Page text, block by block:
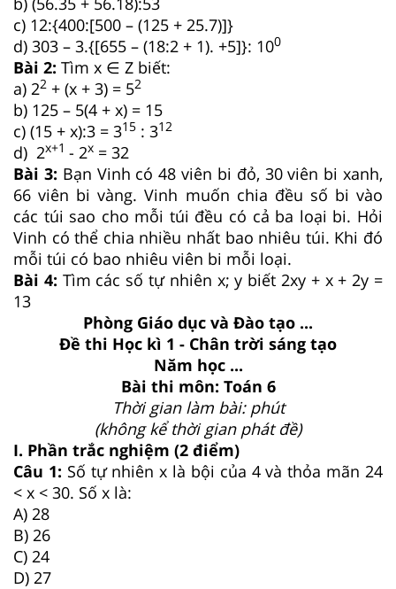
c) 12:{400:[500 – (125 + 25.7)]}
d) 303 – 3.{[655 – (18:2 + 1). +5]}: 100
Bài 2: Tìm x ∈ Z biết:
a) 22 + (x + 3) = 52
b) 125 – 5(4 + x) = 15
c) (15 + x):3 = 315 : 312
d) 2x+1 - 2x = 32
Bài 3: Bạn Vinh có 48 viên bi đỏ, 30 viên bi xanh,
66 viên bi vàng. Vinh muốn chia đều số bi vào
các túi sao cho mỗi túi đều có cả ba loại bi. Hỏi
Vinh có thể chia nhiều nhất bao nhiêu túi. Khi đó
mỗi túi có bao nhiêu viên bi mỗi loại.
Bài 4: Tìm các số tự nhiên x; y biết 2xy + x + 2y =
13
Phòng Giáo dục và Đào tạo ...
Đề thi Học kì 1 - Chân trời sáng tạo
Năm học ...
Bài thi môn: Toán 6
Thời gian làm bài: phút
(không kể thời gian phát đề)
I. Phần trắc nghiệm (2 điểm)
Câu 1: Số tự nhiên x là bội của 4 và thỏa mãn 24
< x < 30. Số x là:
A) 28
B) 26
C) 24
D) 27